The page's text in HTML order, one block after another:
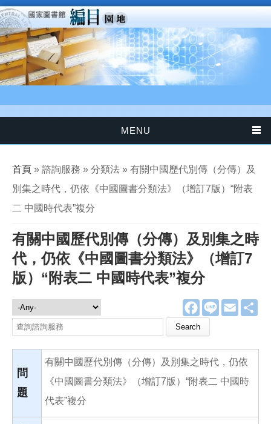
移至主內容
MENU
您在這裡
首頁 » 諮詢服務 » 分類法 » 有關中國歷代別傳（分傳）及
別集之時代，仍依《中國圖書分類法》（增訂7版）“附表
二 中國時代表”複分
有關中國歷代別傳（分傳）及別集之時
代，仍依《中國圖書分類法》（增訂7
版）“附表二 中國時代表”複分
F
a
e
o
o
L
E
m
諮詢服務
Search this site
問
題
有關中國歷代別傳（分傳）及別集之時代，仍依
《中國圖書分類法》（增訂7版）“附表二 中國時
代表”複分